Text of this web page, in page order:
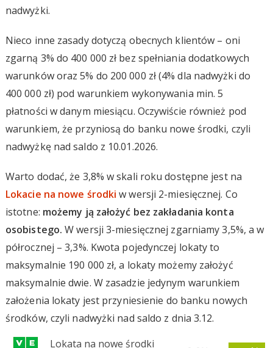
nadwyżki.
Nieco inne zasady dotyczą obecnych klientów – oni
zgarną 3% do 400 000 zł bez spełniania dodatkowych
warunków oraz 5% do 200 000 zł (4% dla nadwyżki do
400 000 zł) pod warunkiem wykonywania min. 5
płatności w danym miesiącu. Oczywiście również pod
warunkiem, że przyniosą do banku nowe środki, czyli
nadwyżkę nad saldo z 10.01.2026.
Warto dodać, że 3,8% w skali roku dostępne jest na
Lokacie na nowe środki w wersji 2-miesięcznej. Co
istotne: możemy ją założyć bez zakładania konta
osobistego. W wersji 3-miesięcznej zgarniamy 3,5%, a w
półrocznej – 3,3%. Kwota pojedynczej lokaty to
maksymalnie 190 000 zł, a lokaty możemy założyć
maksymalnie dwie. W zasadzie jedynym warunkiem
założenia lokaty jest przyniesienie do banku nowych
środków, czyli nadwyżki nad saldo z dnia 3.12.